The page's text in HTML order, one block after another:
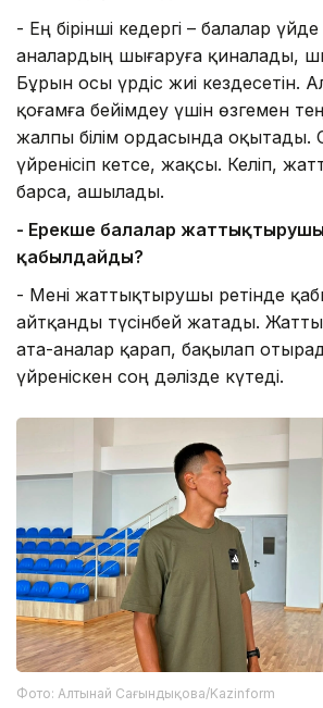
- Ең бірінші кедергі – балалар
аналардың шығаруға қиналады,
Бұрын осы үрдіс жиі кездесетін.
қоғамға бейімдеу үшін өзгемен
жалпы білім ордасында оқытады.
үйренісіп кетсе, жақсы. Келіп,
барса, ашылады.
- Ерекше балалар
қабылдайды?
- Мені жаттықтырушы ретінде
айтқанды түсінбей жатады.
ата-аналар қарап, бақылап
үйреніскен соң дәлізде күтеді.
Фото: Алтынай Сағындықова/Kazinform